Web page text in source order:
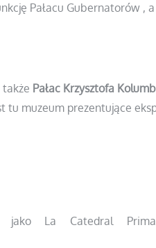
Pałacu Gubernatorów ,
Pałac Krzysztofa
tu muzeum prezentujące
jako La Catedral